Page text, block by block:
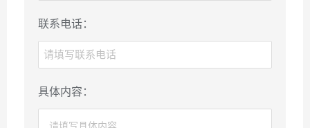
联系电话：
具体内容：